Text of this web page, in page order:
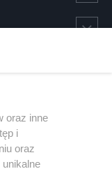
oraz inne
i
oraz